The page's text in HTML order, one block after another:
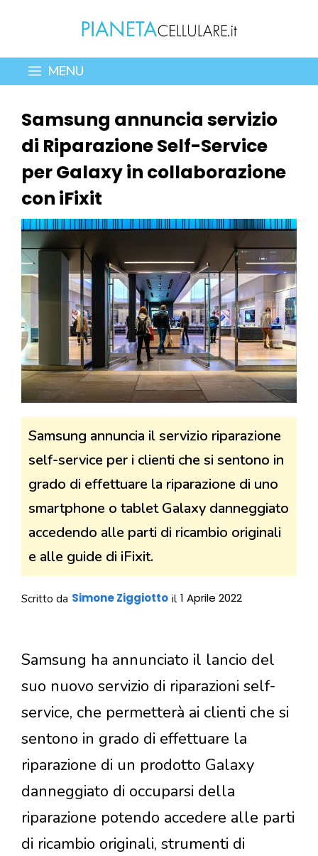
contenuto
MENU
Samsung annuncia servizio
di Riparazione Self-Service
per Galaxy in collaborazione
con iFixit
Samsung annuncia il servizio riparazione
self-service per i clienti che si sentono in
grado di effettuare la riparazione di uno
smartphone o tablet Galaxy danneggiato
accedendo alle parti di ricambio originali
e alle guide di iFixit.
Scritto da Simone Ziggiotto il 1 Aprile 2022
Samsung ha annunciato il lancio del
suo nuovo servizio di riparazioni self-
service, che permetterà ai clienti che si
sentono in grado di effettuare la
riparazione di un prodotto Galaxy
danneggiato di occuparsi della
riparazione potendo accedere alle parti
di ricambio originali, strumenti di